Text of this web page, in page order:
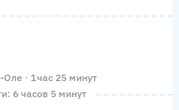
· 1 час 25 минут
6 часов 5 минут